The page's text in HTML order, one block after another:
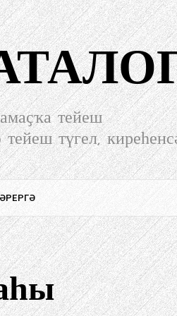
тейеш
түгел,